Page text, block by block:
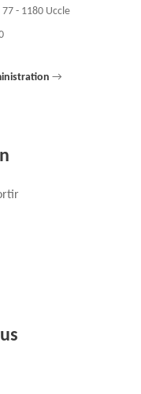
- 1180 Uccle
→
un nouvel onglet)
un nouvel onglet)